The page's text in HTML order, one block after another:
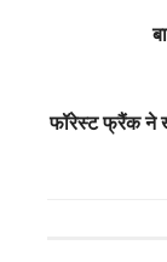
फॉरेस्ट फ्रैंक ने